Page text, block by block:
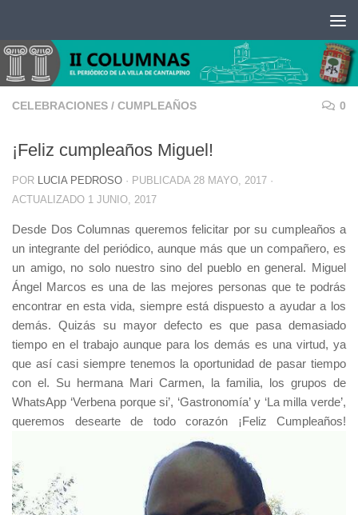
CELEBRACIONES / CUMPLEAÑOS 0
¡Feliz cumpleaños Miguel!
POR LUCIA PEDROSO · PUBLICADA 28 MAYO, 2017 ·
ACTUALIZADO 1 JUNIO, 2017
Desde Dos Columnas queremos felicitar por su cumpleaños a
un integrante del periódico, aunque más que un compañero, es
un amigo, no solo nuestro sino del pueblo en general. Miguel
Ángel Marcos es una de las mejores personas que te podrás
encontrar en esta vida, siempre está dispuesto a ayudar a los
demás. Quizás su mayor defecto es que pasa demasiado
tiempo en el trabajo aunque para los demás es una virtud, ya
que así casi siempre tenemos la oportunidad de pasar tiempo
con el. Su hermana Mari Carmen, la familia, los grupos de
WhatsApp ‘Verbena porque si’, ‘Gastronomía’ y ‘La milla verde’,
queremos desearte de todo corazón ¡Feliz Cumpleaños!